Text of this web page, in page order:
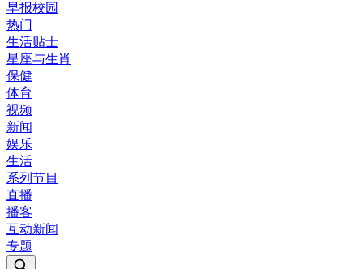
早报校园
热门
生活贴士
星座与生肖
保健
体育
视频
新闻
娱乐
生活
系列节目
直播
播客
互动新闻
专题